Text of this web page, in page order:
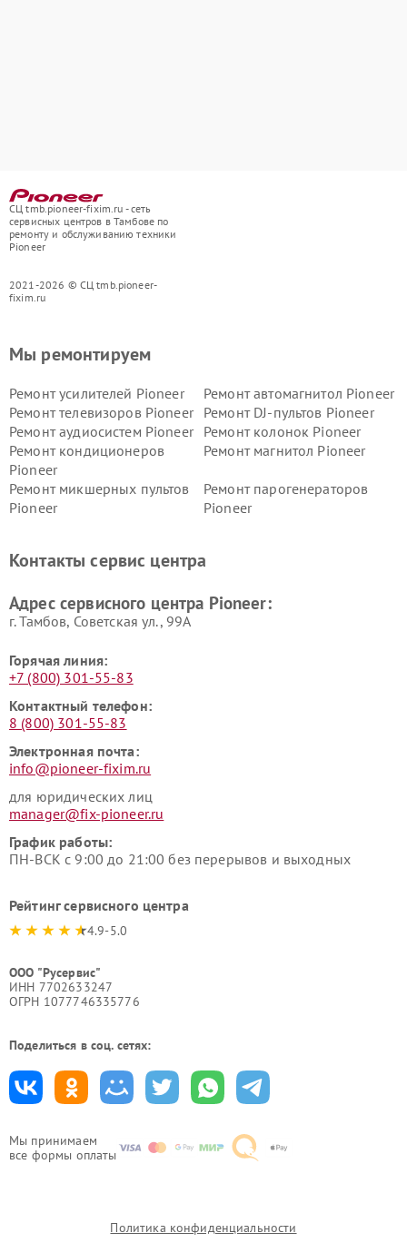
СЦ tmb.pioneer-fixim.ru - сеть
сервисных центров в Тамбове по
ремонту и обслуживанию техники
Pioneer
2021-2026 © СЦ tmb.pioneer-
fixim.ru
Мы принимаем
все формы оплаты
Мы ремонтируем
Ремонт усилителей Pioneer
Ремонт автомагнитол Pioneer
Ремонт телевизоров Pioneer
Ремонт DJ-пультов Pioneer
Ремонт аудиосистем Pioneer
Ремонт колонок Pioneer
Ремонт кондиционеров
Pioneer
Ремонт магнитол Pioneer
Ремонт микшерных пультов
Pioneer
Ремонт парогенераторов
Pioneer
Контакты сервис центра
Адрес сервисного центра Pioneer:
г. Тамбов, Советская ул., 99А
Горячая линия:
+7 (800) 301-55-83
Контактный телефон:
8 (800) 301-55-83
Электронная почта:
info@pioneer-fixim.ru
для юридических лиц
manager@fix-pioneer.ru
График работы:
ПН-ВСК с 9:00 до 21:00 без перерывов и выходных
Рейтинг сервисного центра
4.9-5.0
ООО "Русервис"
ИНН 7702633247
ОГРН 1077746335776
Поделиться в соц. сетях:
Политика конфиденциальности